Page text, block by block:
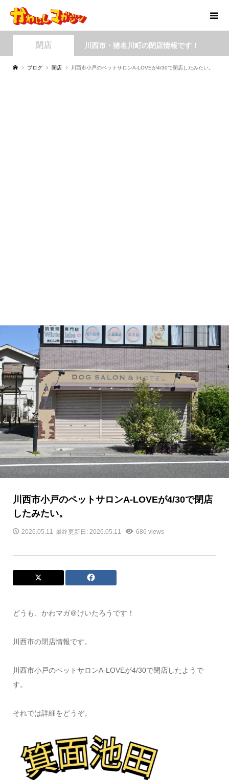
閉店 川西市・猪名川町の閉店情報です！
ブログ 閉店 川西市小戸のペットサロンA-LOVEが4/30で閉店したみたい。
川西市小戸のペットサロンA-LOVEが4/30で閉店
したみたい。
2026.05.11 最終更新日: 2026.05.11 686 views
どうも、かわマガ＠けいたろうです！
川西市の閉店情報です。
川西市小戸のペットサロンA-LOVEが4/30で閉店したようで
す。
それでは詳細をどうぞ。